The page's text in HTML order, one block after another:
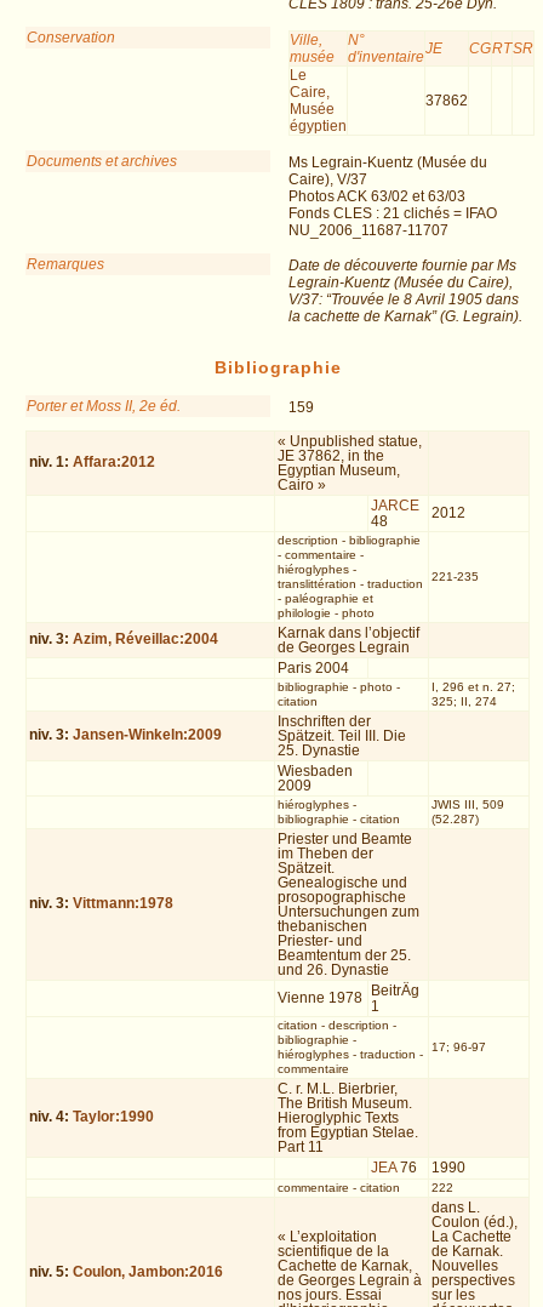
Conservation
Ville,
musée
N°
d'inventaireJE CGRTSR
Le
Caire,
Musée
égyptien
37862
Documents et archives
Ms Legrain-Kuentz (Musée du
Caire), V/37
Photos ACK 63/02 et 63/03
Fonds CLES : 21 clichés = IFAO
NU_2006_11687-11707
Remarques
Date de découverte fournie par Ms
Legrain-Kuentz (Musée du Caire),
V/37: “Trouvée le 8 Avril 1905 dans
la cachette de Karnak” (G. Legrain).
Bibliographie
Porter et Moss II, 2e éd. 159
niv. 1:Affara:2012
« Unpublished statue,
JE 37862, in the
Egyptian Museum,
Cairo »
JARCE
48
2012
description - bibliographie
- commentaire -
hiéroglyphes-
translittération - traduction
- paléographie et
philologie - photo
221-235
niv. 3:Azim, Réveillac:2004
Karnak dans l’objectif
de Georges Legrain
Paris 2004
bibliographie - photo-
citation
I, 296 et n. 27;
325; II, 274
niv. 3:Jansen-Winkeln:2009
Inschriften der
Spätzeit. Teil III. Die
25. Dynastie
Wiesbaden
2009
hiéroglyphes-
bibliographie - citation
JWIS III, 509
(52.287)
niv. 3:Vittmann:1978
Priester und Beamte
im Theben der
Spätzeit.
Genealogische und
prosopographische
Untersuchungen zum
thebanischen
Priester- und
Beamtentum der 25.
und 26. Dynastie
Vienne 1978
BeitrÄg
1
citation - description -
bibliographie -
hiéroglyphes- traduction -
commentaire
17; 96-97
niv. 4:Taylor:1990
C. r. M.L. Bierbrier,
The British Museum.
Hieroglyphic Texts
from Egyptian Stelae.
Part 11
JEA76 1990
commentaire - citation 222
niv. 5:Coulon, Jambon:2016
« L’exploitation
scientifique de la
Cachette de Karnak,
de Georges Legrain à
nos jours. Essai
dans L.
Coulon (éd.),
La Cachette
de Karnak.
Nouvelles
perspectives
sur les